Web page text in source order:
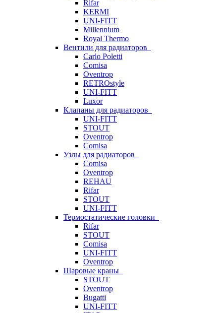
Rifar
KERMI
UNI-FITT
Millennium
Royal Thermo
Вентили для радиаторов
Carlo Poletti
Comisa
Oventrop
RETROstyle
UNI-FITT
Luxor
Клапаны для радиаторов
UNI-FITT
STOUT
Oventrop
Comisa
Узлы для радиаторов
Comisa
Oventrop
REHAU
Rifar
STOUT
UNI-FITT
Термостатические головки
Rifar
STOUT
Comisa
UNI-FITT
Oventrop
Шаровые краны
STOUT
Oventrop
Bugatti
UNI-FITT